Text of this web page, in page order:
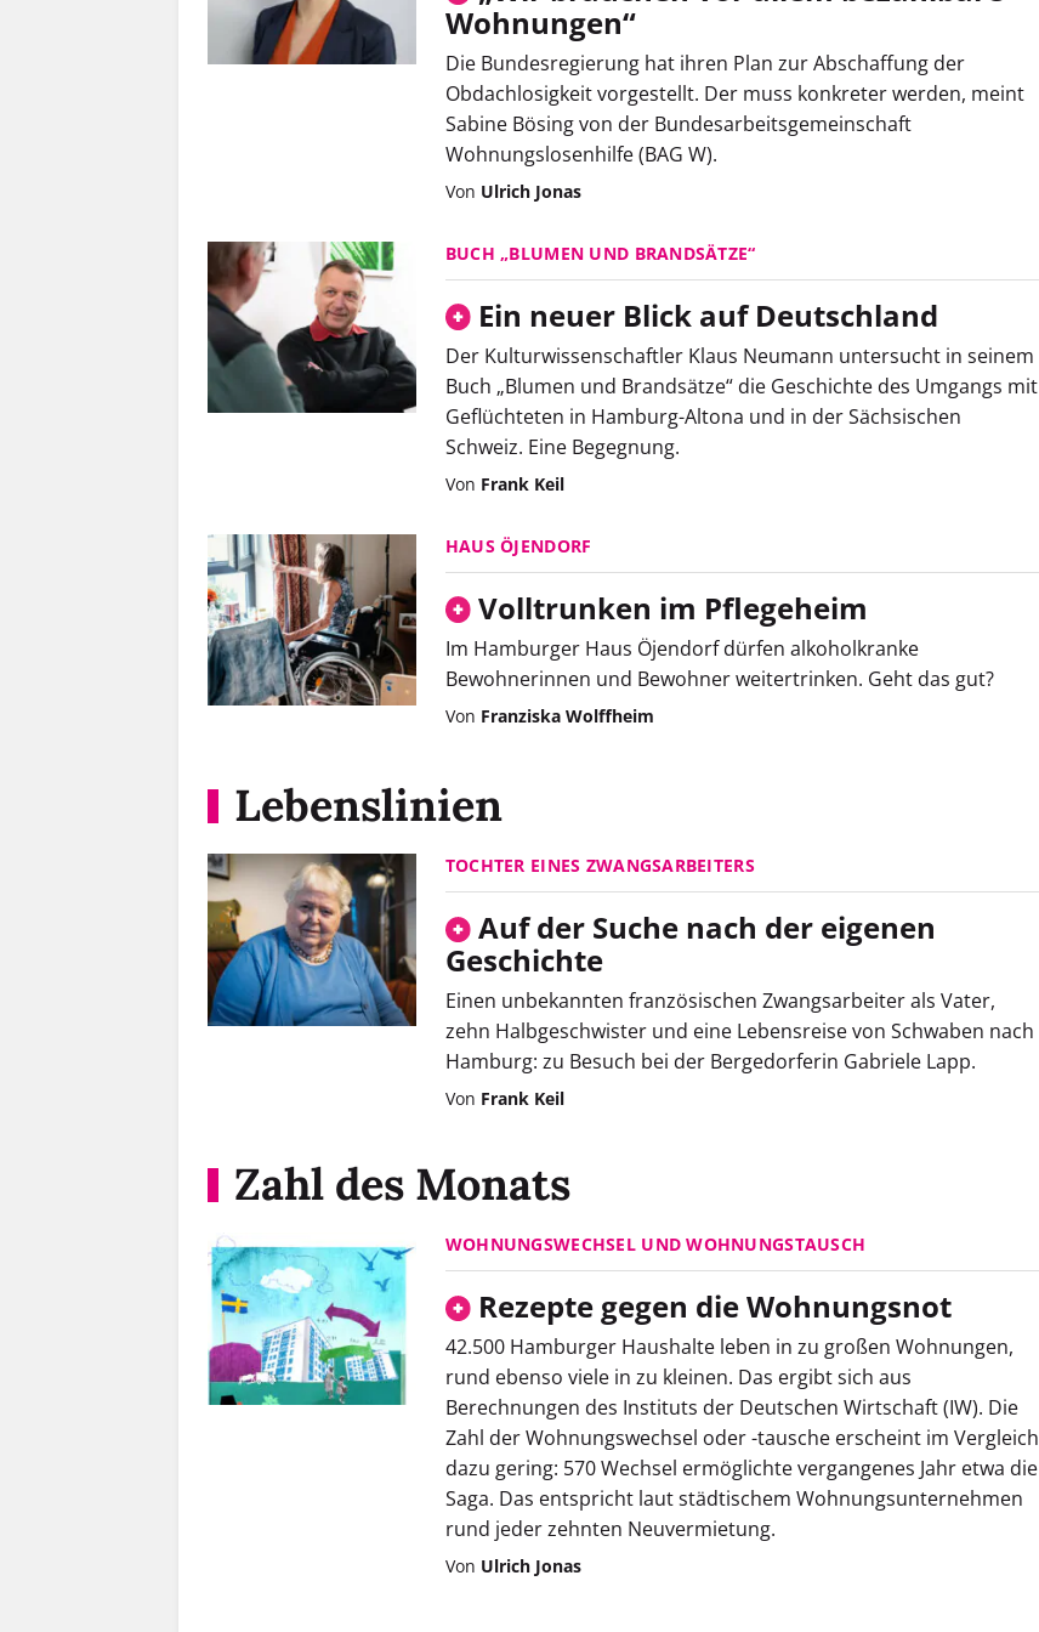
Wohnungen“
Die Bundesregierung hat ihren Plan zur Abschaffung der
Obdachlosigkeit vorgestellt. Der muss konkreter werden, meint
Sabine Bösing von der Bundesarbeitsgemeinschaft
Wohnungslosenhilfe (BAG W).
Von Ulrich Jonas
BUCH „BLUMEN UND BRANDSÄTZE“
Ein neuer Blick auf Deutschland
Der Kulturwissenschaftler Klaus Neumann untersucht in seinem
Buch „Blumen und Brandsätze“ die Geschichte des Umgangs mit
Geflüchteten in Hamburg-Altona und in der Sächsischen
Schweiz. Eine Begegnung.
Von Frank Keil
HAUS ÖJENDORF
Volltrunken im Pflegeheim
Im Hamburger Haus Öjendorf dürfen alkoholkranke
Bewohnerinnen und Bewohner weitertrinken. Geht das gut?
Von Franziska Wolffheim
Lebenslinien
TOCHTER EINES ZWANGSARBEITERS
Auf der Suche nach der eigenen
Geschichte
Einen unbekannten französischen Zwangsarbeiter als Vater,
zehn Halbgeschwister und eine Lebensreise von Schwaben nach
Hamburg: zu Besuch bei der Bergedorferin Gabriele Lapp.
Von Frank Keil
Zahl des Monats
WOHNUNGSWECHSEL UND WOHNUNGSTAUSCH
Rezepte gegen die Wohnungsnot
42.500 Hamburger Haushalte leben in zu großen Wohnungen,
rund ebenso viele in zu kleinen. Das ergibt sich aus
Berechnungen des Instituts der Deutschen Wirtschaft (IW). Die
Zahl der Wohnungswechsel oder -tausche erscheint im Vergleich
dazu ­gering: 570 Wechsel ermöglichte vergangenes Jahr etwa die
Saga. Das entspricht laut ­städtischem Wohnungsunternehmen
rund jeder zehnten Neuvermietung.
Von Ulrich Jonas